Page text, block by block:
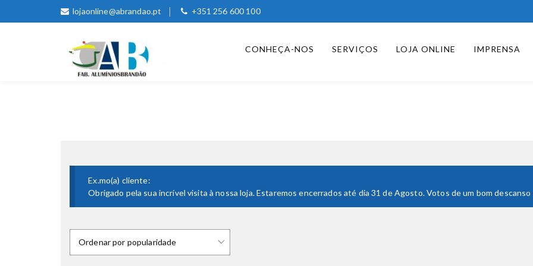
lojaonline@abrandao.pt +351 256 600 100
CONHEÇA-NOS SERVIÇOS LOJA ONLINE IMPRENSA
Ex.mo(a) cliente:
Obrigado pela sua incrível visita à nossa loja. Estaremos encerrados até dia 31 de Agosto. Votos de um bom